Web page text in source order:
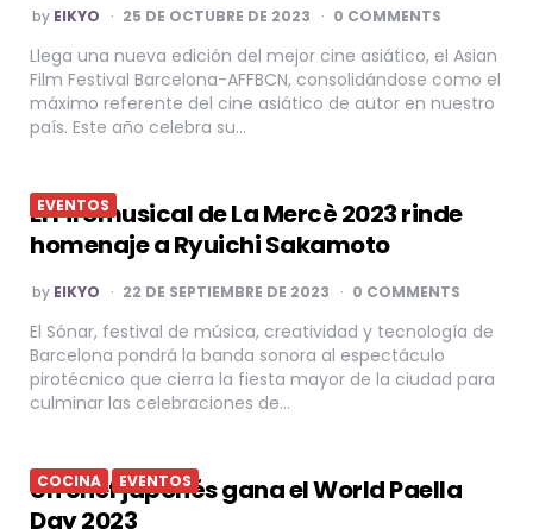
POSTED
BY
by EIKYO 25 DE OCTUBRE DE 2023 0 COMMENTS
Llega una nueva edición del mejor cine asiático, el Asian
Film Festival Barcelona-AFFBCN, consolidándose como el
máximo referente del cine asiático de autor en nuestro
país. Este año celebra su…
EVENTOS
El Piromusical de La Mercè 2023 rinde
homenaje a Ryuichi Sakamoto
POSTED
BY
by EIKYO 22 DE SEPTIEMBRE DE 2023 0 COMMENTS
El Sónar, festival de música, creatividad y tecnología de
Barcelona pondrá la banda sonora al espectáculo
pirotécnico que cierra la fiesta mayor de la ciudad para
culminar las celebraciones de…
COCINA EVENTOS
Un chef japonés gana el World Paella
Day 2023